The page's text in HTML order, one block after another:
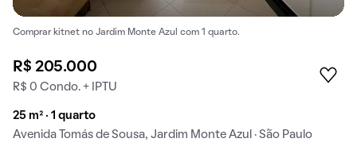
Comprar kitnet no Jardim Monte Azul com 1 quarto.
R$ 205.000
R$ 0 Condo. + IPTU
25 m² · 1 quarto
Avenida Tomás de Sousa, Jardim Monte Azul · São Paulo